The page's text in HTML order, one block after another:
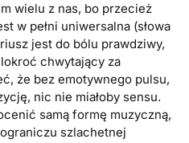
wielu z nas, bo przecież
w pełni uniwersalna (słowa
jest do bólu prawdziwy,
chwytający za
że bez emotywnego pulsu,
nic nie miałoby sensu.
samą formę muzyczną,
szlachetnej